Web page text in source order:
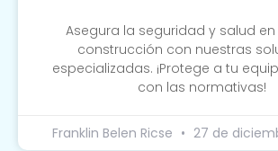
Asegura la seguridad y salud
construcción con nuestras
especializadas. ¡Protege a tu
con las normativas!
Franklin Belen Ricse 27 de